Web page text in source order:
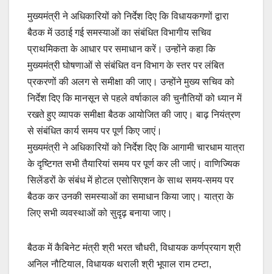
मुख्यमंत्री ने अधिकारियों को निर्देश दिए कि विधायकगणों द्वारा
बैठक में उठाई गई समस्याओं का संबंधित विभागीय सचिव
प्राथमिकता के आधार पर समाधान करें। उन्होंने कहा कि
मुख्यमंत्री घोषणाओं से संबंधित वन विभाग के स्तर पर लंबित
प्रकरणों की अलग से समीक्षा की जाए। उन्होंने मुख्य सचिव को
निर्देश दिए कि मानसून से पहले वर्षाकाल की चुनौतियों को ध्यान में
रखते हुए व्यापक समीक्षा बैठक आयोजित की जाए। बाढ़ नियंत्रण
से संबंधित कार्य समय पर पूर्ण किए जाएं।
मुख्यमंत्री ने अधिकारियों को निर्देश दिए कि आगामी चारधाम यात्रा
के दृष्टिगत सभी तैयारियां समय पर पूर्ण कर ली जाएं। वाणिज्यिक
सिलेंडरों के संबंध में होटल एसोसिएशन के साथ समय-समय पर
बैठक कर उनकी समस्याओं का समाधान किया जाए। यात्रा के
लिए सभी व्यवस्थाओं को सुदृढ़ बनाया जाए।
बैठक में कैबिनेट मंत्री श्री भरत चौधरी, विधायक कर्णप्रयाग श्री
अनिल नौटियाल, विधायक थराली श्री भूपाल राम टम्टा,